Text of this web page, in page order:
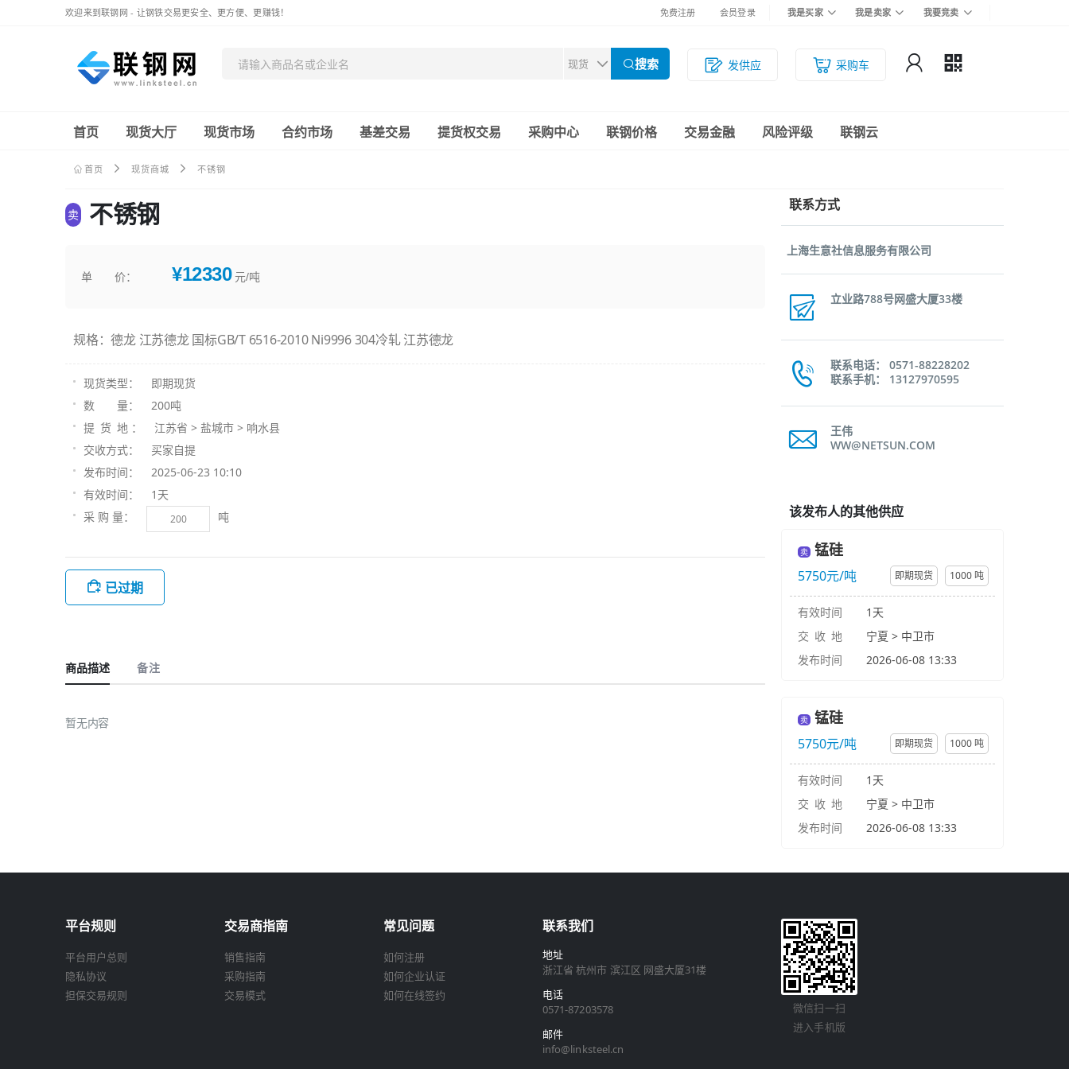
欢迎来到联钢网 - 让钢铁交易更安全、更方便、更赚钱！ 免费注册 会员登录 我是买家 我是卖家 我要竞卖
搜索 发供应 采购车
首页 现货大厅 现货市场 合约市场 基差交易 提货权交易 采购中心 联钢价格 交易金融 风险评级 联钢云
首页 现货商城 不锈钢
卖 不锈钢
单 价： ¥12330 元/吨
规格：德龙 江苏德龙 国标GB/T 6516-2010 Ni9996 304冷轧 江苏德龙
现货类型： 即期现货
数 量： 200吨
提 货 地 ： 江苏省 > 盐城市 > 响水县
交收方式： 买家自提
发布时间： 2025-06-23 10:10
有效时间： 1天
采 购 量： 吨
已过期
商品描述 备注
暂无内容
联系方式
上海生意社信息服务有限公司
立业路788号网盛大厦33楼
联系电话： 0571-88228202
联系手机： 13127970595
王伟
WW@NETSUN.COM
该发布人的其他供应
卖 锰硅
5750元/吨 即期现货 1000 吨
有效时间
1天
交 收 地
宁夏 > 中卫市
发布时间
2026-06-08 13:33
卖 锰硅
5750元/吨 即期现货 1000 吨
有效时间
1天
交 收 地
宁夏 > 中卫市
发布时间
2026-06-08 13:33
平台规则
平台用户总则
隐私协议
担保交易规则
交易商指南
销售指南
采购指南
交易模式
常见问题
如何注册
如何企业认证
如何在线签约
联系我们
地址
浙江省 杭州市 滨江区 网盛大厦31楼
电话
0571-87203578
邮件
info@linksteel.cn
微信扫一扫
进入手机版